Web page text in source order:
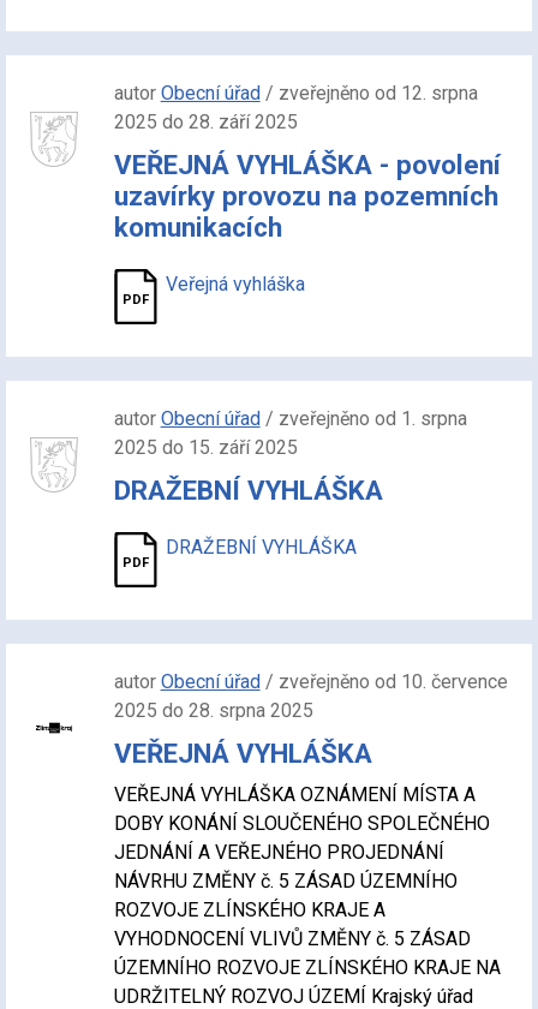
autor Obecní úřad/ zveřejněno od 12. srpna
2025 do 28. září 2025
VEŘEJNÁ VYHLÁŠKA - povolení
uzavírky provozu na pozemních
komunikacích
Veřejná vyhláška
autor Obecní úřad/ zveřejněno od 1. srpna
2025 do 15. září 2025
DRAŽEBNÍ VYHLÁŠKA
DRAŽEBNÍ VYHLÁŠKA
autor Obecní úřad/ zveřejněno od 10. července
2025 do 28. srpna 2025
VEŘEJNÁ VYHLÁŠKA
VEŘEJNÁ VYHLÁŠKA OZNÁMENÍ MÍSTA A
DOBY KONÁNÍ SLOUČENÉHO SPOLEČNÉHO
JEDNÁNÍ A VEŘEJNÉHO PROJEDNÁNÍ
NÁVRHU ZMĚNY č. 5 ZÁSAD ÚZEMNÍHO
ROZVOJE ZLÍNSKÉHO KRAJE A
VYHODNOCENÍ VLIVŮ ZMĚNY č. 5 ZÁSAD
ÚZEMNÍHO ROZVOJE ZLÍNSKÉHO KRAJE NA
UDRŽITELNÝ ROZVOJ ÚZEMÍ Krajský úřad